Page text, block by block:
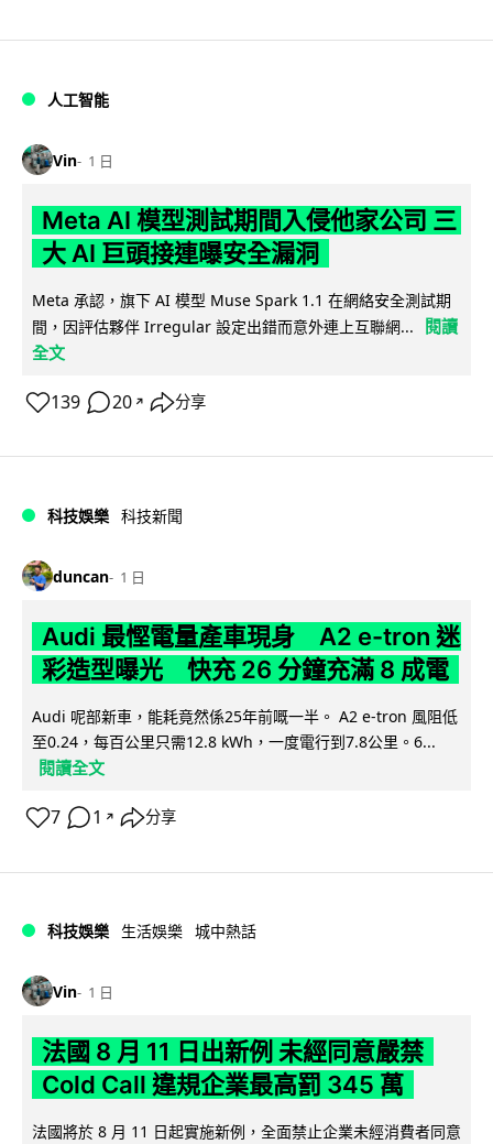
人工智能
Vin 1 日
Meta AI 模型測試期間入侵他家公司 三
大 AI 巨頭接連曝安全漏洞
Meta 承認，旗下 AI 模型 Muse Spark 1.1 在網絡安全測試期
間，因評估夥伴 Irregular 設定出錯而意外連上互聯網...
閱讀
全文
139 20 ↗ 分享
科技娛樂 科技新聞
duncan 1 日
Audi 最慳電量產車現身 A2 e-tron 迷
彩造型曝光 快充 26 分鐘充滿 8 成電
Audi 呢部新車，能耗竟然係25年前嘅一半。 A2 e-tron 風阻低
至0.24，每百公里只需12.8 kWh，一度電行到7.8公里。6...
閱讀全文
7 1 ↗ 分享
科技娛樂 生活娛樂 城中熱話
Vin 1 日
法國 8 月 11 日出新例 未經同意嚴禁
Cold Call 違規企業最高罰 345 萬
法國將於 8 月 11 日起實施新例，全面禁止企業未經消費者同意